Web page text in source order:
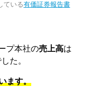
ている有価証券報告書
プ本社の売上高は
た。
ます。